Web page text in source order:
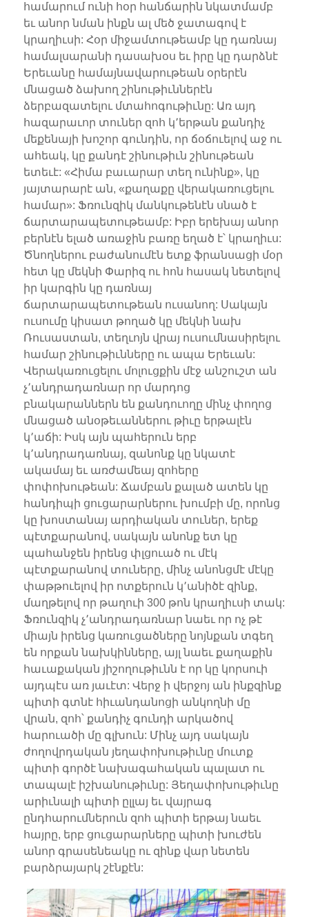
համարում ունի հօր հանճարին նկատմամբ
եւ անոր նման ինքն ալ մեծ ջատագով է
կրաղիւսի: Հօր միջամտութեամբ կը դառնայ
համալսարանի դասախօս եւ իրը կը դարձնէ
Երեւանը համայնավարութեան օրերէն
մնացած ձախող շինութիւններէն
ձերբազատելու մտահոգութիւնը: Առ այդ
հազարաւոր տուներ զոհ կ՚երթան քանդիչ
մեքենայի խոշոր գունդին, որ ճօճուելով աջ ու
ահեակ, կը քանդէ շինութիւն շինութեան
ետեւէ: «Հիմա բաւարար տեղ ունինք», կը
յայտարարէ ան, «քաղաքը վերակառուցելու
համար»: Ֆռունզիկ մանկութենէն սնած է
ճարտարապետութեամբ: Իբր երեխայ անոր
բերնէն ելած առաջին բառը եղած է՝ կրաղիւս:
Ծնողներու բաժանումէն ետք ֆրանսացի մօր
հետ կը մեկնի Փարիզ ու հոն հասակ նետելով
իր կարգին կը դառնայ
ճարտարապետութեան ուսանող: Սակայն
ուսումը կիսատ թողած կը մեկնի նախ
Ռուսաստան, տեղւոյն վրայ ուսումնասիրելու
համար շինութիւնները ու ապա Երեւան:
Վերակառուցելու մոլուցքին մէջ անշուշտ ան
չ՚անդրադառնար որ մարդոց
բնակարաններն են քանդուողը մինչ փողոց
մնացած անօթեւաններու թիւը երթալէն
կ՚աճի: Իսկ այն պահերուն երբ
կ՚անդրադառնայ, զանոնք կը նկատէ
ակամայ եւ առժամեայ զոհերը
փոփոխութեան: Ճամբան քալած ատեն կը
հանդիպի ցուցարարներու խումբի մը, որոնց
կը խոստանայ արդիական տուներ, երեք
պէտքարանով, սակայն անոնք ետ կը
պահանջեն իրենց փլցուած ու մէկ
պէտքարանով տուները, մինչ անոնցմէ մէկը
փաթթուելով իր ոտքերուն կ՚անիծէ զինք,
մաղթելով որ թաղուի 300 թոն կրաղիւսի տակ:
Ֆռունզիկ չ՚անդրադառնար նաեւ որ ոչ թէ
միայն իրենց կառուցածները նոյնքան տգեղ
են որքան նախկինները, այլ նաեւ քաղաքին
հաւաքական յիշողութիւնն է որ կը կորսուի
այդպէս առ յաւէտ: Վերջ ի վերջոյ ան ինքզինք
պիտի գտնէ հիւանդանոցի անկողնի մը
վրան, զոհ՝ քանդիչ գունդի արկածով
հարուածի մը գլխուն: Մինչ այդ սակայն
ժողովրդական յեղափոխութիւնը մուտք
պիտի գործէ նախագահական պալատ ու
տապալէ իշխանութիւնը: Յեղափոխութիւնը
արիւնալի պիտի ըլլայ եւ վայրագ
ընդհարումներուն զոհ պիտի երթայ նաեւ
հայրը, երբ ցուցարարները պիտի խուժեն
անոր գրասենեակը ու զինք վար նետեն
բարձրայարկ շէնքէն: